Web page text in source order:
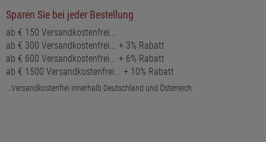
Sparen Sie bei jeder Bestellung
ab € 150 Versandkostenfrei...
ab € 300 Versandkostenfrei... + 3% Rabatt
ab € 600 Versandkostenfrei... + 6% Rabatt
ab € 1500 Versandkostenfrei... + 10% Rabatt
...Versandkostenfrei innerhalb Deutschland und Österreich